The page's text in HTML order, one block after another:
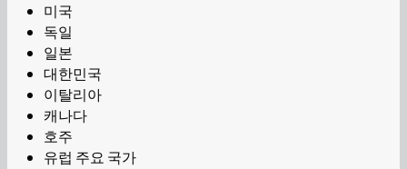
미국
독일
일본
대한민국
이탈리아
캐나다
호주
유럽 주요 국가